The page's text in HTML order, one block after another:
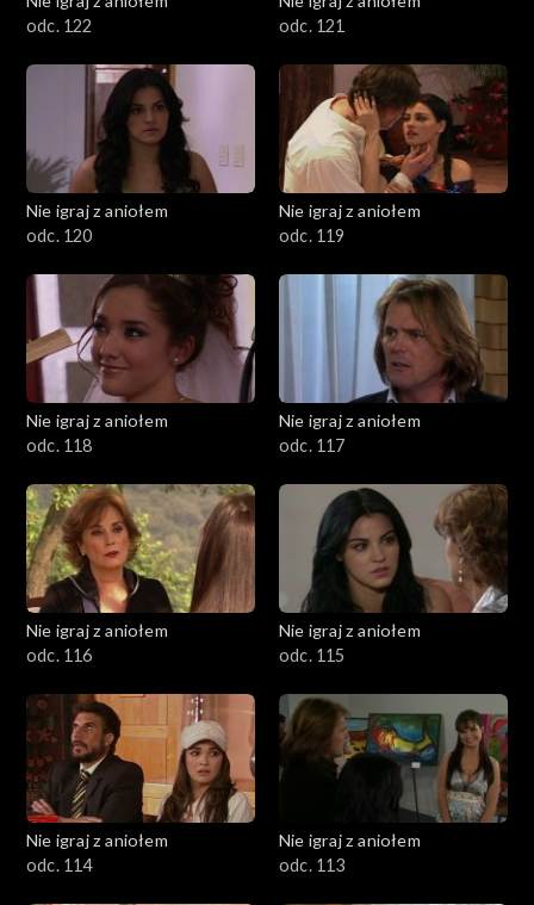
odc. 122
odc. 121
Nie igraj z aniołem
odc. 120
Nie igraj z aniołem
odc. 119
Nie igraj z aniołem
odc. 118
Nie igraj z aniołem
odc. 117
Nie igraj z aniołem
odc. 116
Nie igraj z aniołem
odc. 115
Nie igraj z aniołem
odc. 114
Nie igraj z aniołem
odc. 113